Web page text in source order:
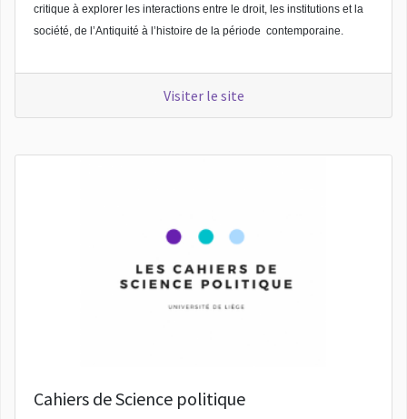
critique à explorer les interactions entre le droit, les institutions et la
société, de l’Antiquité à l’histoire de la période contemporaine.
Visiter le site
Cahiers de Science politique